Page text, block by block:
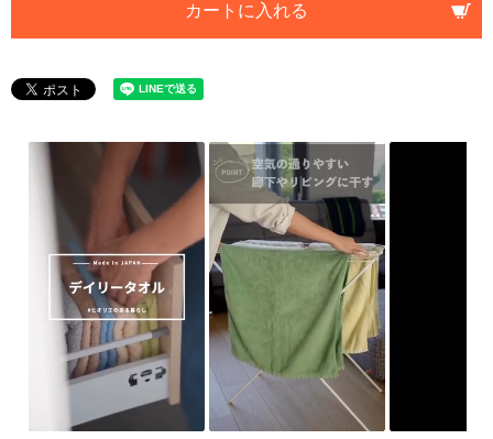
カートに入れる